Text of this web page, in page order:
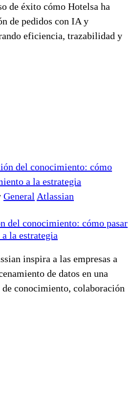
de éxito cómo Hotelsa ha
de pedidos con IA y
eficiencia, trazabilidad y
General Atlassian
del conocimiento: cómo pasar
la estrategia
inspira a las empresas a
de datos en una
de conocimiento, colaboración